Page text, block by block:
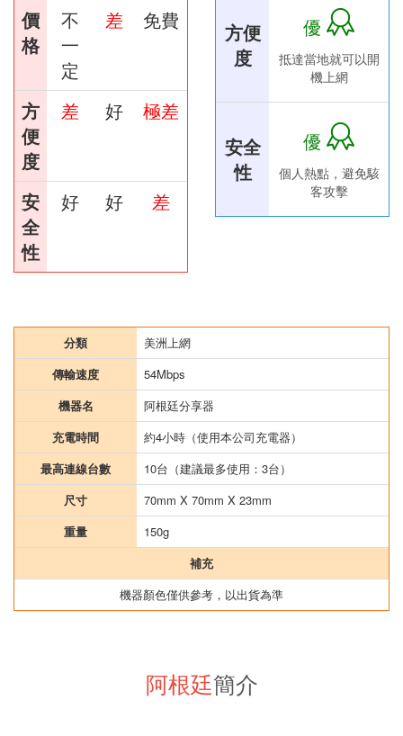
價
格
不
一
定
差 免費
方
便
度
差 好 極差
安
全
性
好 好 差
方便
度
優
抵達當地就可以開
機上網
安全
性
優
個人熱點，避免駭
客攻擊
分類
美洲上網
傳輸速度
54Mbps
機器名
阿根廷分享器
充電時間
約4小時（使用本公司充電器）
最高連線台數
10台（建議最多使用：3台）
尺寸
70mm X 70mm X 23mm
重量
150g
補充
機器顏色僅供參考，以出貨為準
阿根廷簡介